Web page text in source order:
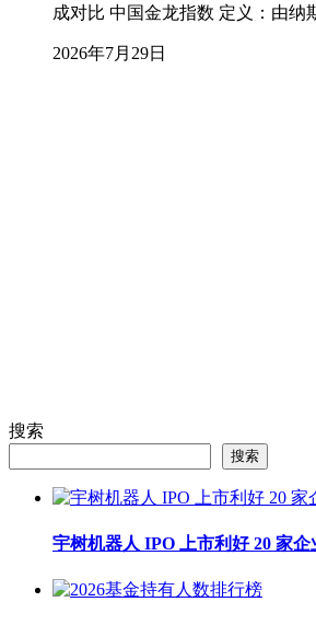
成对比 中国金龙指数 定义：由纳
2026年7月29日
搜索
搜索
宇树机器人 IPO 上市利好 20 家企